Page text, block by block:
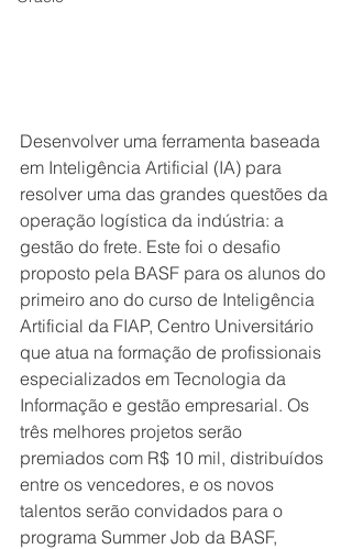
Desenvolver uma ferramenta baseada
em Inteligência Artificial (IA) para
resolver uma das grandes questões da
operação logística da indústria: a
gestão do frete. Este foi o desafio
proposto pela BASF para os alunos do
primeiro ano do curso de Inteligência
Artificial da FIAP, Centro Universitário
que atua na formação de profissionais
especializados em Tecnologia da
Informação e gestão empresarial. Os
três melhores projetos serão
premiados com R$ 10 mil, distribuídos
entre os vencedores, e os novos
talentos serão convidados para o
programa Summer Job da BASF,